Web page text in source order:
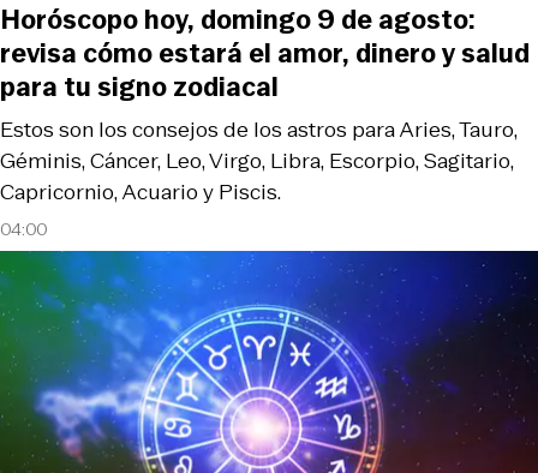
04:00
Estos son los consejos de los astros para Aries, Tauro,
Géminis, Cáncer, Leo, Virgo, Libra, Escorpio, Sagitario,
Capricornio, Acuario y Piscis.
Horóscopo hoy, domingo 9 de agosto:
revisa cómo estará el amor, dinero y salud
para tu signo zodiacal